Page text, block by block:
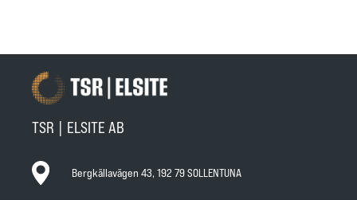
TSR | ELSITE AB
Bergkällavägen 43, 192 79 SOLLENTUNA